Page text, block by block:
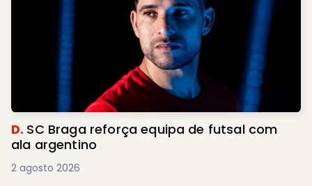
D. SC Braga reforça equipa de futsal com
ala argentino
2 agosto 2026